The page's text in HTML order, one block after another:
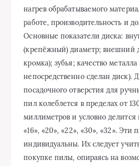
нагрев обрабатываемого
работе, производительность и
Основные показатели диска:
(крепёжный) диаметр; внешний
кромка); зубья; качество металла
непосредственно сделан диск).
посадочного отверстия для
пил колеблется в пределах от
миллиметров и условно делится
«16», «20», «22», «30», «32». Эти
индивидуальны. Их следует
покупке пилы, опираясь на